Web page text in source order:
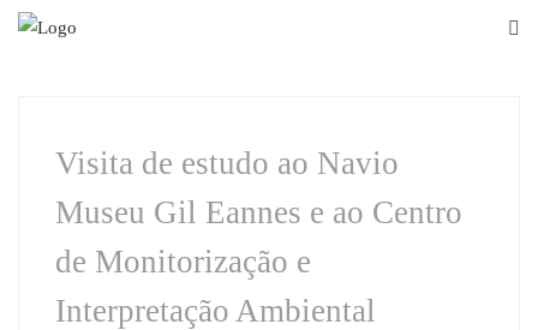
Skip
Visita de estudo ao Navio
Museu Gil Eannes e ao Centro
de Monitorização e
Interpretação Ambiental